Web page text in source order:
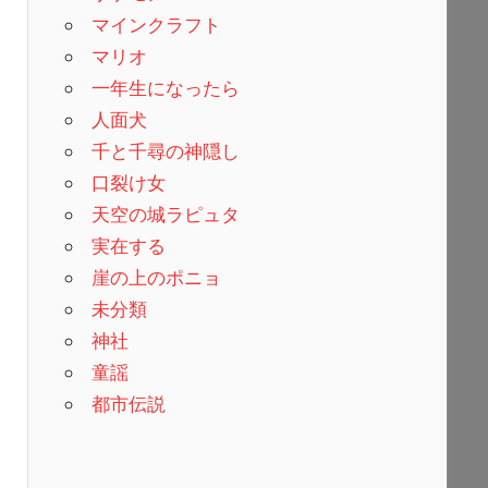
マインクラフト
マリオ
一年生になったら
人面犬
千と千尋の神隠し
口裂け女
天空の城ラピュタ
実在する
崖の上のポニョ
未分類
神社
童謡
都市伝説